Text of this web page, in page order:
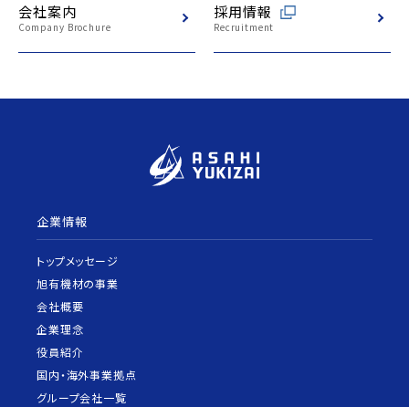
会社案内
Company Brochure
採用情報
Recruitment
企業情報
トップメッセージ
旭有機材の事業
会社概要
企業理念
役員紹介
国内・海外事業拠点
グループ会社一覧